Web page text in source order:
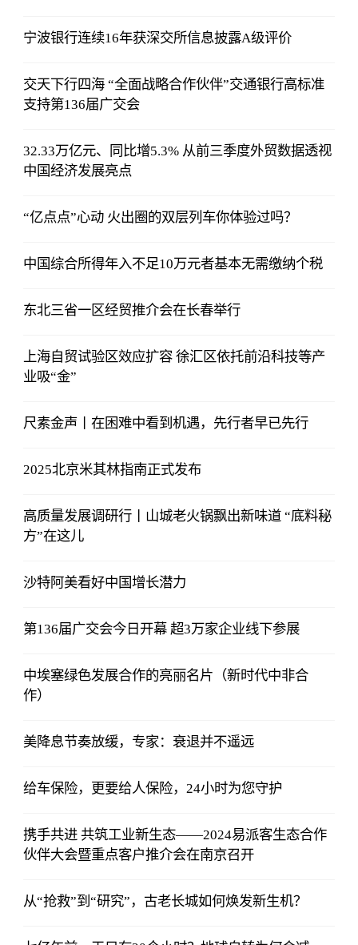
宁波银行连续16年获深交所信息披露A级评价
交天下行四海 “全面战略合作伙伴”交通银行高标准
支持第136届广交会
32.33万亿元、同比增5.3% 从前三季度外贸数据透视
中国经济发展亮点
“亿点点”心动 火出圈的双层列车你体验过吗？
中国综合所得年入不足10万元者基本无需缴纳个税
东北三省一区经贸推介会在长春举行
上海自贸试验区效应扩容 徐汇区依托前沿科技等产
业吸“金”
尺素金声丨在困难中看到机遇，先行者早已先行
2025北京米其林指南正式发布
高质量发展调研行丨山城老火锅飘出新味道 “底料秘
方”在这儿
沙特阿美看好中国增长潜力
第136届广交会今日开幕 超3万家企业线下参展
中埃塞绿色发展合作的亮丽名片（新时代中非合
作）
美降息节奏放缓，专家：衰退并不遥远
给车保险，更要给人保险，24小时为您守护
携手共进 共筑工业新生态——2024易派客生态合作
伙伴大会暨重点客户推介会在南京召开
从“抢救”到“研究”，古老长城如何焕发新生机？